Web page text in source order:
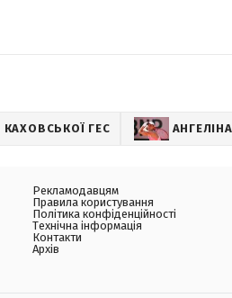
КАХОВСЬКОЇ ГЕС
Рекламодавцям
Правила користування
Політика конфіденційності
Технічна інформація
Контакти
Архів